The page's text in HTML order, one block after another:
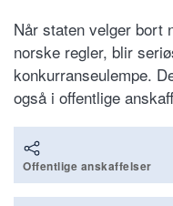
Når staten velger bort
norske regler, blir
konkurranseulempe.
også i offentlige
Offentlige anskaffelser